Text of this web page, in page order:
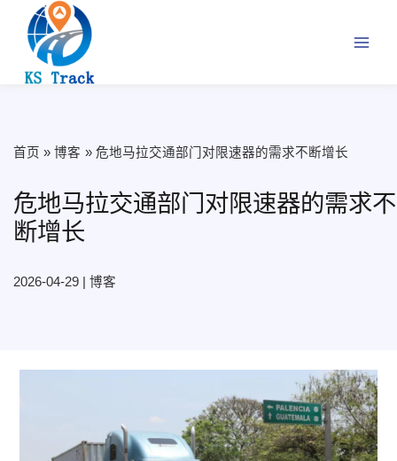
首页 博客 危地马拉交通部门对限速器的需求不断增长
危地马拉交通部门对限速器的需求不
断增长
2026-04-29 博客